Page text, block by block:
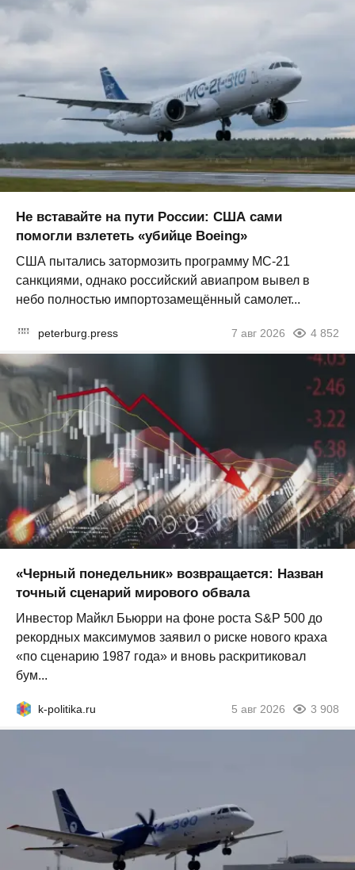
Не вставайте на пути России: США сами
помогли взлететь «убийце Boeing»
США пытались затормозить программу МС-21
санкциями, однако российский авиапром вывел в
небо полностью импортозамещённый самолет...
peterburg.press 7 авг 2026 4 852
«Черный понедельник» возвращается: Назван
точный сценарий мирового обвала
Инвестор Майкл Бьюрри на фоне роста S&P 500 до
рекордных максимумов заявил о риске нового краха
«по сценарию 1987 года» и вновь раскритиковал
бум...
k-politika.ru 5 авг 2026 3 908